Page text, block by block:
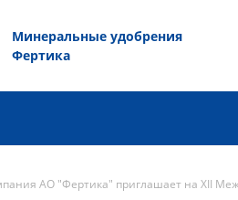
Минеральные удобрения
Фертика
АО "Фертика" приглашает на XII